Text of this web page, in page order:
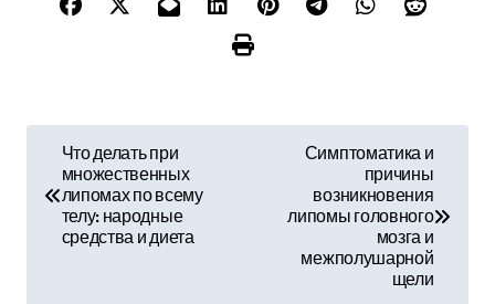
Что делать при
множественных
липомах по всему
телу: народные
средства и диета
Симптоматика и
причины
возникновения
липомы головного
мозга и
межполушарной
щели